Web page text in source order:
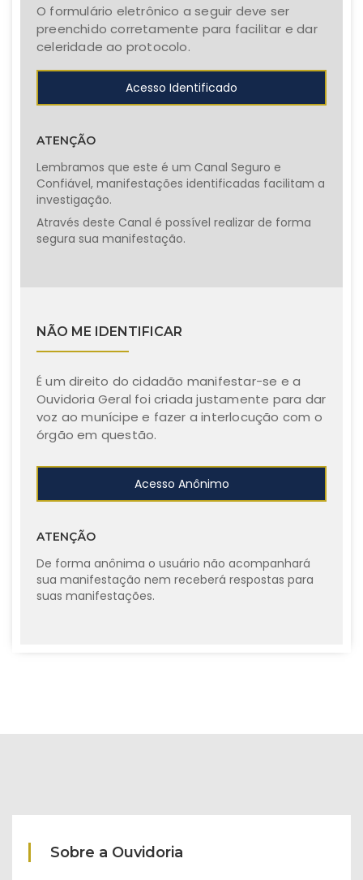
O formulário eletrônico a seguir deve ser
preenchido corretamente para facilitar e dar
celeridade ao protocolo.
Acesso Identificado
ATENÇÃO
Lembramos que este é um Canal Seguro e
Confiável, manifestações identificadas facilitam a
investigação.
Através deste Canal é possível realizar de forma
segura sua manifestação.
NÃO ME IDENTIFICAR
É um direito do cidadão manifestar-se e a
Ouvidoria Geral foi criada justamente para dar
voz ao munícipe e fazer a interlocução com o
órgão em questão.
Acesso Anônimo
ATENÇÃO
De forma anônima o usuário não acompanhará
sua manifestação nem receberá respostas para
suas manifestações.
Sobre a Ouvidoria